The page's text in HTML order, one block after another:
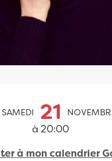
et
SAMEDI 21
à 20:00
à mon calendrier